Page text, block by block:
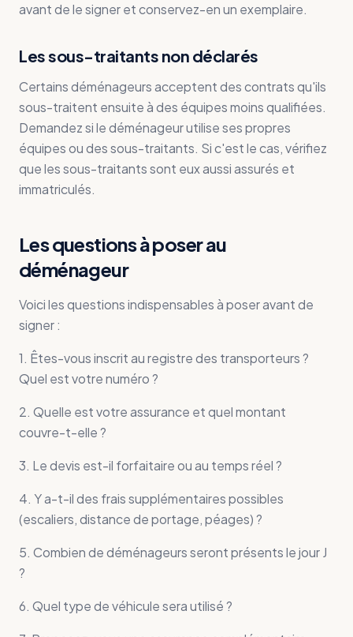
avant de le signer et conservez-en un exemplaire.
Les sous-traitants non déclarés
Certains déménageurs acceptent des contrats qu'ils
sous-traitent ensuite à des équipes moins qualifiées.
Demandez si le déménageur utilise ses propres
équipes ou des sous-traitants. Si c'est le cas, vérifiez
que les sous-traitants sont eux aussi assurés et
immatriculés.
Les questions à poser au
déménageur
Voici les questions indispensables à poser avant de
signer :
1. Êtes-vous inscrit au registre des transporteurs ?
Quel est votre numéro ?
2. Quelle est votre assurance et quel montant
couvre-t-elle ?
3. Le devis est-il forfaitaire ou au temps réel ?
4. Y a-t-il des frais supplémentaires possibles
(escaliers, distance de portage, péages) ?
5. Combien de déménageurs seront présents le jour J
?
6. Quel type de véhicule sera utilisé ?